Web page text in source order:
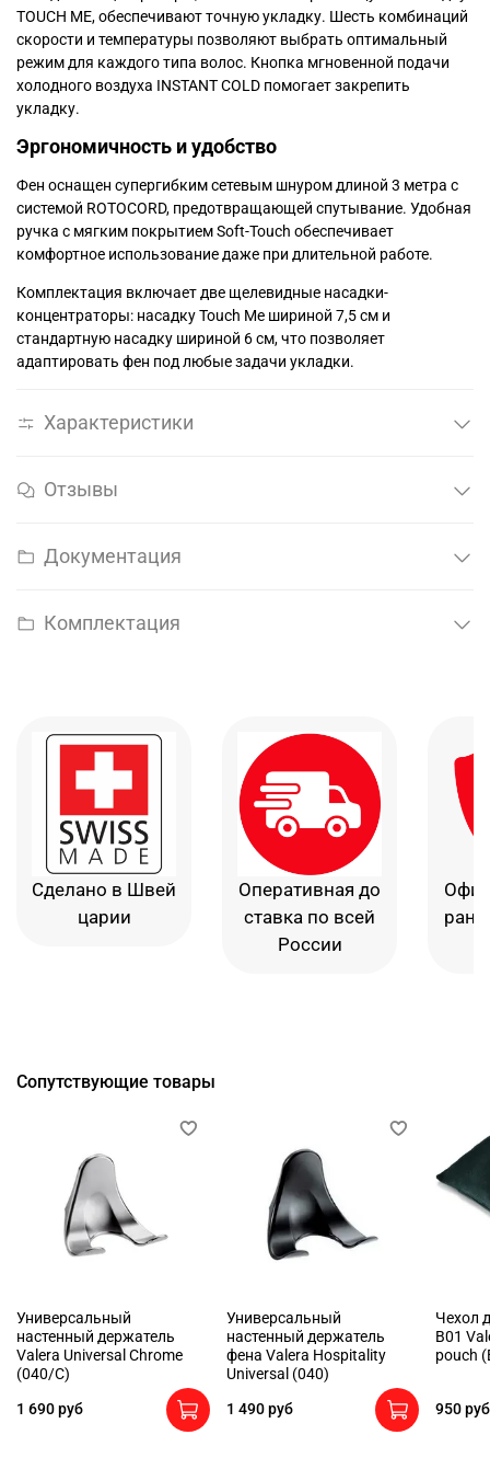
TOUCH ME, обеспечивают точную укладку. Шесть комбинаций
скорости и температуры позволяют выбрать оптимальный
режим для каждого типа волос. Кнопка мгновенной подачи
холодного воздуха INSTANT COLD помогает закрепить
укладку.
Эргономичность и удобство
Фен оснащен супергибким сетевым шнуром длиной 3 метра с
системой ROTOCORD, предотвращающей спутывание. Удобная
ручка с мягким покрытием Soft-Touch обеспечивает
комфортное использование даже при длительной работе.
Комплектация включает две щелевидные насадки-
концентраторы: насадку Touch Me шириной 7,5 см и
стандартную насадку шириной 6 см, что позволяет
адаптировать фен под любые задачи укладки.
Характеристики
Отзывы
Документация
Комплектация
Сделано в Швей
царии
Оперативная до
ставка по всей
России
Сопутствующие товары
Универсальный
настенный держатель
Valera Universal Chrome
(040/C)
1 690 руб
Универсальный
настенный держатель
фена Valera Hospitality
Universal (040)
1 490 руб
Чехол
B01
pouch
950 руб